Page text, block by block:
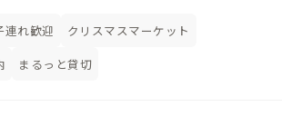
連れ歓迎
クリスマスマーケット
まるっと貸切